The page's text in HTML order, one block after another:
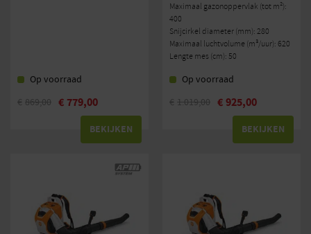
Op voorraad
€ 869,00 € 779,00
BEKIJKEN
Maximaal gazonoppervlak (tot m²):
400
Snijcirkel diameter (mm): 280
Maximaal luchtvolume (m³/uur): 620
Lengte mes (cm): 50
Op voorraad
€ 1.019,00 €925,00
BEKIJKEN